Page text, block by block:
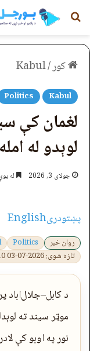
لټون
کور/
Kabul
Kabul
Politics
لغمان کې
لوېدو له امله ۴ تنه… — Amu TV
جولای 3, 2026 له
پښتودریEnglish
روان خبر Politics
تازه شوی: 2026-07-03 13:29:10
د کابل–جلال‌اباد
نور په اوبو کې